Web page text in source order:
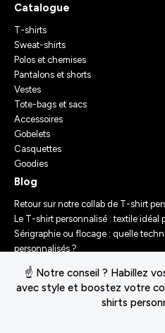
☝️ Notre conseil ? Habillez
avec style et boostez votre
shirts
Catalogue
T-shirts
Sweat-shirts
Polos et chemises
Pantalons et shorts
Vestes
Tote-bags et sacs
Accessoires
Gobelets
Casquettes
Goodies
Blog
Retour sur notre collab de T-shirt
Le T-shirt personnalisé : textile idéal
Sérigraphie ou flocage : quelle
personnalisés ?
Le Festival Chasseur d’Orage : Un
Événement Unique